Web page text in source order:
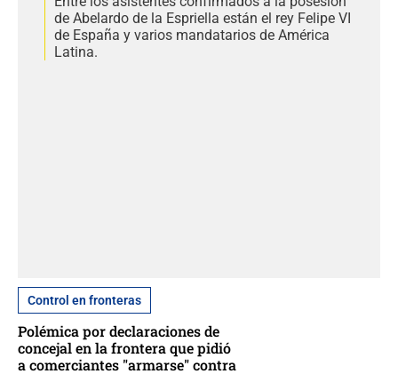
de Abelardo de la Espriella están el rey Felipe VI
de España y varios mandatarios de América
Latina.
Control en fronteras
Polémica por declaraciones de
concejal en la frontera que pidió
a comerciantes "armarse" contra